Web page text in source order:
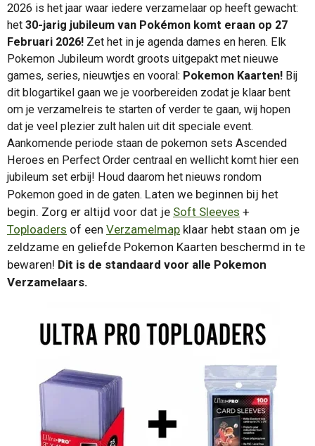
2026 is het jaar waar iedere verzamelaar op heeft gewacht:
het 30-jarig jubileum van Pokémon komt eraan op 27
Februari 2026! Zet het in je agenda dames en heren. Elk
Pokemon Jubileum wordt groots uitgepakt met nieuwe
games, series, nieuwtjes en vooral: Pokemon Kaarten! Bij
dit blogartikel gaan we je voorbereiden zodat je klaar bent
om je verzamelreis te starten of verder te gaan, wij hopen
dat je veel plezier zult halen uit dit speciale event.
Aankomende periode staan de pokemon sets Ascended
Heroes en Perfect Order centraal en wellicht komt hier een
jubileum set erbij! Houd daarom het nieuws rondom
Pokemon goed in de gaten. Laten we beginnen bij het
begin. Zorg er altijd voor dat je Soft Sleeves +
Toploaders of een Verzamelmap klaar hebt staan om je
zeldzame en geliefde Pokemon Kaarten beschermd in te
bewaren! Dit is de standaard voor alle Pokemon
Verzamelaars.